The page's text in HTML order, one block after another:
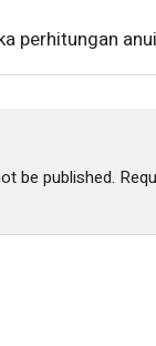
perhitungan
be published.